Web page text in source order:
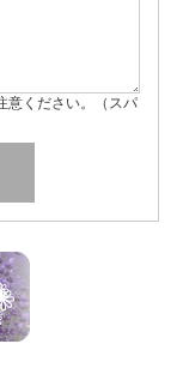
意ください。（スパ